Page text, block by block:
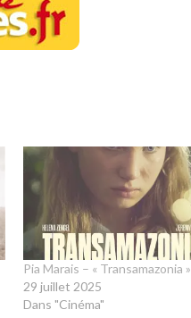
Pia Marais – « Transamazonia »
29 juillet 2025
Dans "Cinéma"